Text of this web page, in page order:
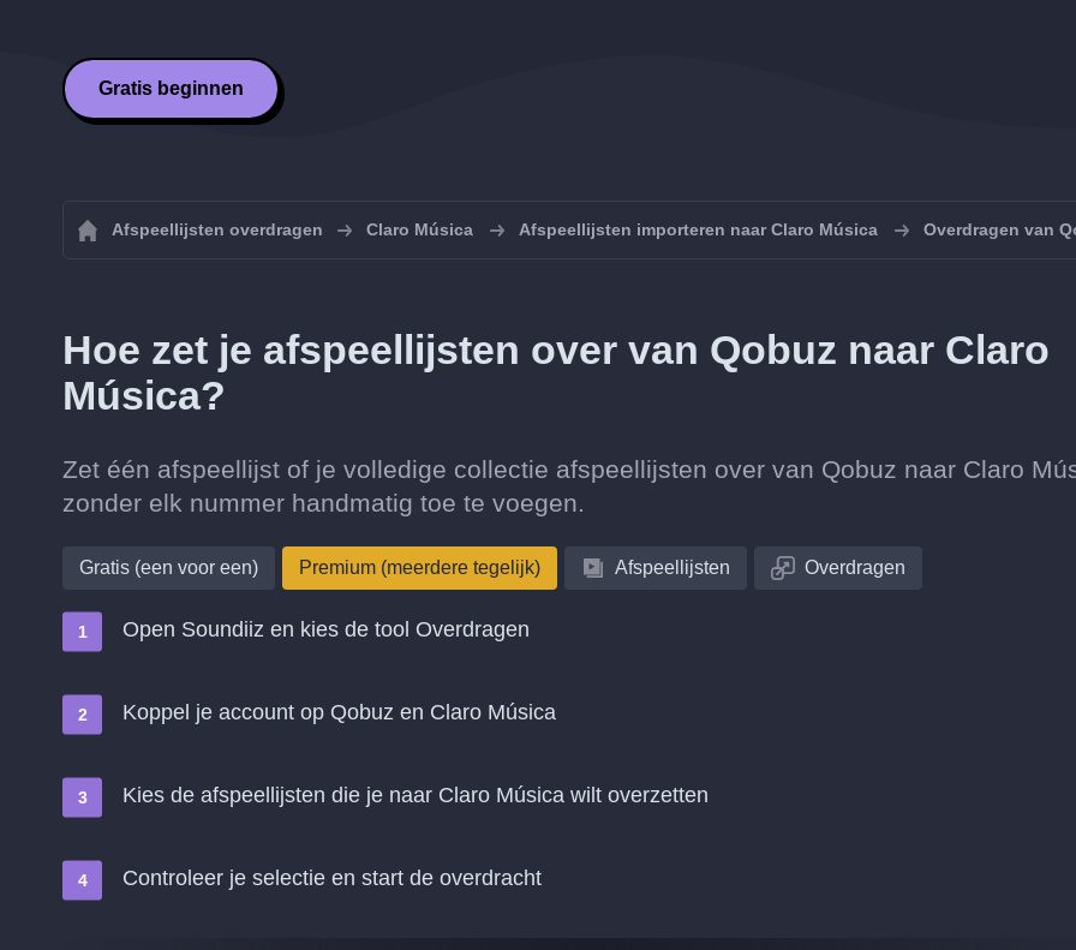
Gratis beginnen
Afspeellijsten overdragen Claro Música Afspeellijsten importeren naar Claro Música Overdragen van
Hoe zet je afspeellijsten over van Qobuz naar Claro
Música?
Zet één afspeellijst of je volledige collectie afspeellijsten over van Qobuz naar Claro
zonder elk nummer handmatig toe te voegen.
Gratis (een voor een) Premium (meerdere tegelijk) Afspeellijsten Overdragen
Open Soundiiz en kies de tool Overdragen
Koppel je account op Qobuz en Claro Música
Kies de afspeellijsten die je naar Claro Música wilt overzetten
Controleer je selectie en start de overdracht